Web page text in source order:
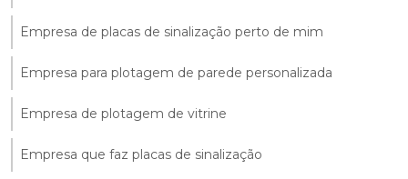
Empresa de placas de sinalização perto de mim
Empresa para plotagem de parede personalizada
Empresa de plotagem de vitrine
Empresa que faz placas de sinalização